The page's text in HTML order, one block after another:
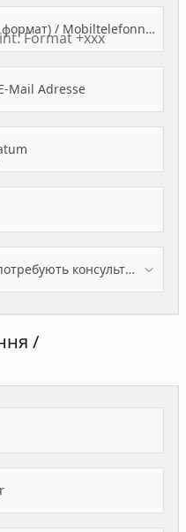
Міжнародний формат (Міжн. формат) / Mobiltelefonnummer
Mail Adresse(Value Required)
Скільки членів сім’ї крім Вас потребують консультації? / Wieviele Familienmitglieder brauchen Beratung - zusätzlich zu Ihnen?
/